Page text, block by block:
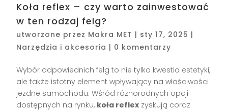
Koła reflex – czy warto zainwestować
w ten rodzaj felg?
utworzone przez Makra MET | sty 17, 2025 |
Narzędzia i akcesoria | 0 komentarzy
Wybór odpowiednich felg to nie tylko kwestia estetyki,
ale także istotny element wpływający na właściwości
jezdne samochodu. Wśród różnorodnych opcji
dostępnych na rynku, koła reflex zyskują coraz